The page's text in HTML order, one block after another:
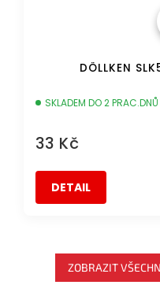
DÖLLKEN
SKLADEM DO 2 PRAC.DNŮ
33 Kč
DETAIL
ZOBRAZIT